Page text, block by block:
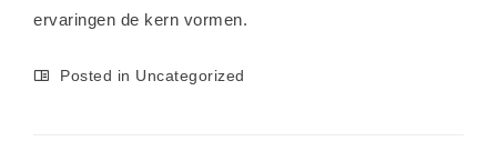
ervaringen de kern vormen.
Posted in Uncategorized